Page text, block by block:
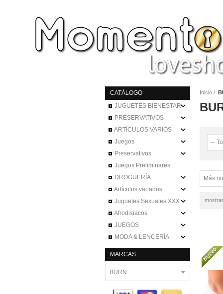
CATÁLOGO
JUGUETES BIENESTAR
PRESERVATIVOS
ARTÍCULOS VARIOS
Juegos
Preservativos
Juegos Preliminares
DROGUERÍA
Artículos variados
Juguetes Sexuales XXX
Afrodisiacos
JUEGOS
MODA & LENCERÍA
MARCAS
Inicio